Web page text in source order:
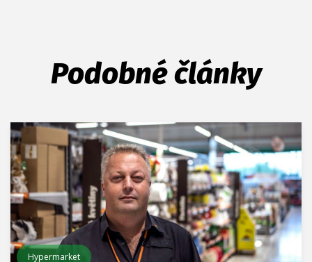
Podobné články
Hypermarket